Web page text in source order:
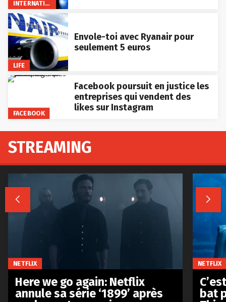
INTERNATIONAL
LIFE
Envole-toi avec Ryanair pour
seulement 5 euros
FACEBOOK
Facebook poursuit en justice les
entreprises qui vendent des
likes sur Instagram
STREAMING
 
NETFLIX
Here we go again: Netflix
annule sa série ‘1899’ après
NETFLIX
bat